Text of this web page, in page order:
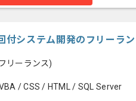
付システム開発のフリーラ
リーランス)
/ CSS / HTML / SQL Server